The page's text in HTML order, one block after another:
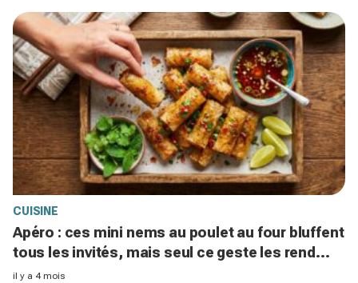
CUISINE
Apéro : ces mini nems au poulet au four bluffent
tous les invités, mais seul ce geste les rend
vraiment croustillants
il y a 4 mois